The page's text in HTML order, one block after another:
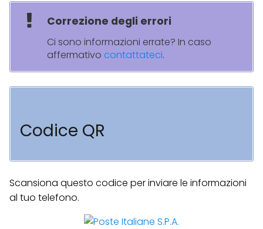
Correzione degli errori
Ci sono informazioni errate? In caso
affermativo contattateci.
Codice QR
Scansiona questo codice per inviare le informazioni
al tuo telefono.